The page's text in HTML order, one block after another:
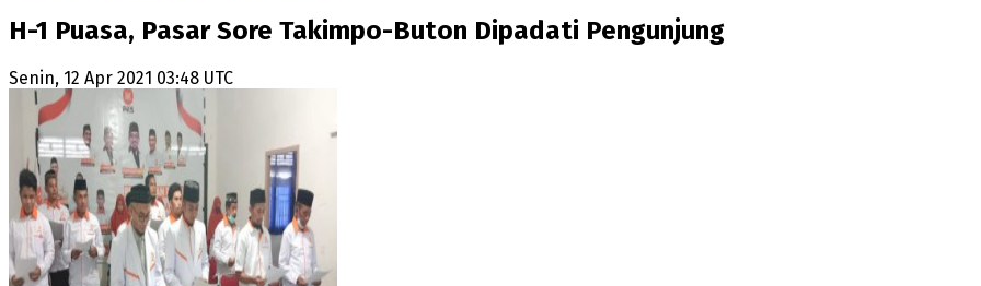
H-1 Puasa, Pasar Sore Takimpo-Buton Dipadati Pengunjung
Senin, 12 Apr 2021 03:48 UTC